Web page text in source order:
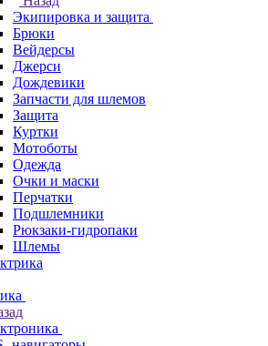
Экипировка и защита
Брюки
Вейдерсы
Джерси
Дождевики
Запчасти для шлемов
Защита
Куртки
Мотоботы
Одежда
Очки и маски
Перчатки
Подшлемники
Рюкзаки-гидропаки
Шлемы